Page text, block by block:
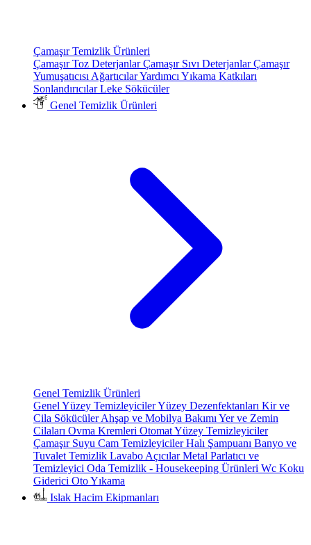
Çamaşır Temizlik Ürünleri
Çamaşır Toz DeterjanlarÇamaşır Sıvı DeterjanlarÇamaşır
Yumuşatıcısı AğartıcılarYardımcı Yıkama Katkıları
SonlandırıcılarLeke Sökücüler
Genel Temizlik Ürünleri
Genel Temizlik Ürünleri
Genel Yüzey TemizleyicilerYüzey Dezenfektanları Kir ve
Cila SökücülerAhşap ve Mobilya Bakımı Yer ve Zemin
Cilaları Ovma Kremleri Otomat Yüzey Temizleyiciler
Çamaşır Suyu Cam TemizleyicilerHalı Şampuanı Banyo ve
Tuvalet Temizlik Lavabo AçıcılarMetal Parlatıcı ve
Temizleyici Oda Temizlik - Housekeeping Ürünleri Wc Koku
Giderici Oto Yıkama
Islak Hacim Ekipmanları